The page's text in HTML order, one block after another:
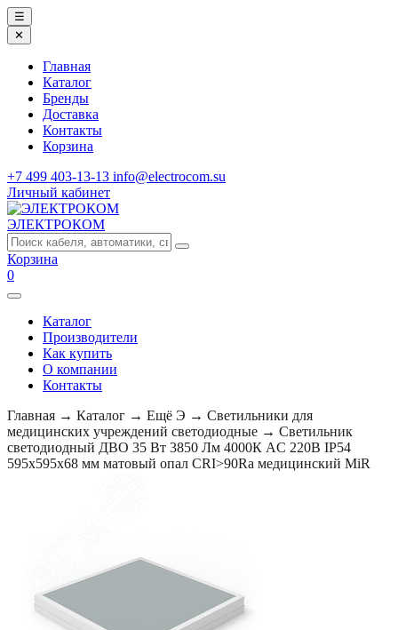
☰
✕
Главная
Каталог
Бренды
Доставка
Контакты
Корзина
+7 499 403-13-13 info@electrocom.su
Личный кабинет
ЭЛЕКТРОКОМ
Корзина
0
Каталог
Производители
Как купить
О компании
Контакты
Главная → Каталог → Ещё Э → Светильники для
медицинских учреждений светодиодные → Светильник
светодиодный ДВО 35 Вт 3850 Лм 4000К AC 220В IP54
595х595х68 мм матовый опал CRI>90Ra медицинский MiR